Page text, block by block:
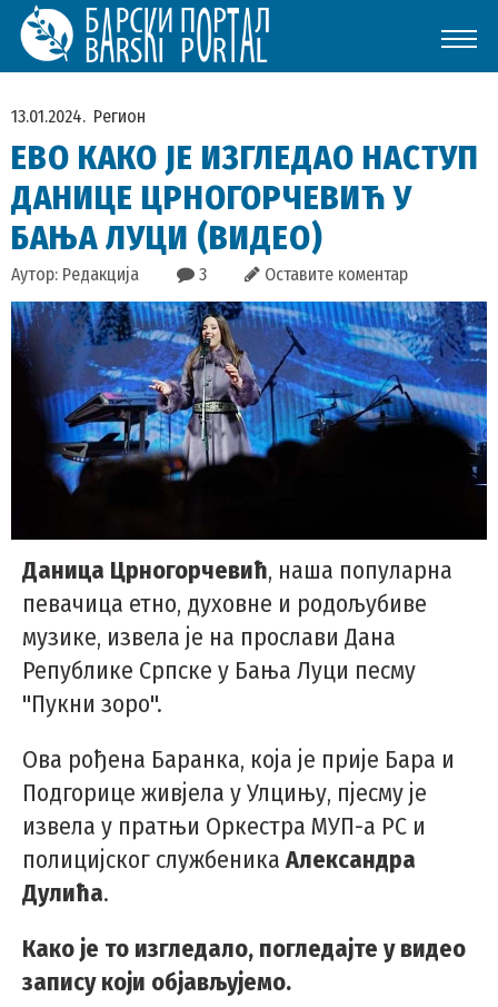
13.01.2024. Регион
ЕВО КАКО ЈЕ ИЗГЛЕДАО НАСТУП
ДАНИЦЕ ЦРНОГОРЧЕВИЋ У
БАЊА ЛУЦИ (ВИДЕО)
Аутор: Редакција 3 Оставите коментар
Даница Црногорчевић, наша популарна
певачица етно, духовне и родољубиве
музике, извела је на прослави Дана
Републике Српске у Бања Луци песму
"Пукни зоро".
Ова рођена Баранка, која је прије Бара и
Подгорице живјела у Улцињу, пјесму је
извела у пратњи Оркестра МУП-а РС и
полицијског службеника Александра
Дулића.
Како је то изгледало, погледајте у видео
запису који објављујемо.